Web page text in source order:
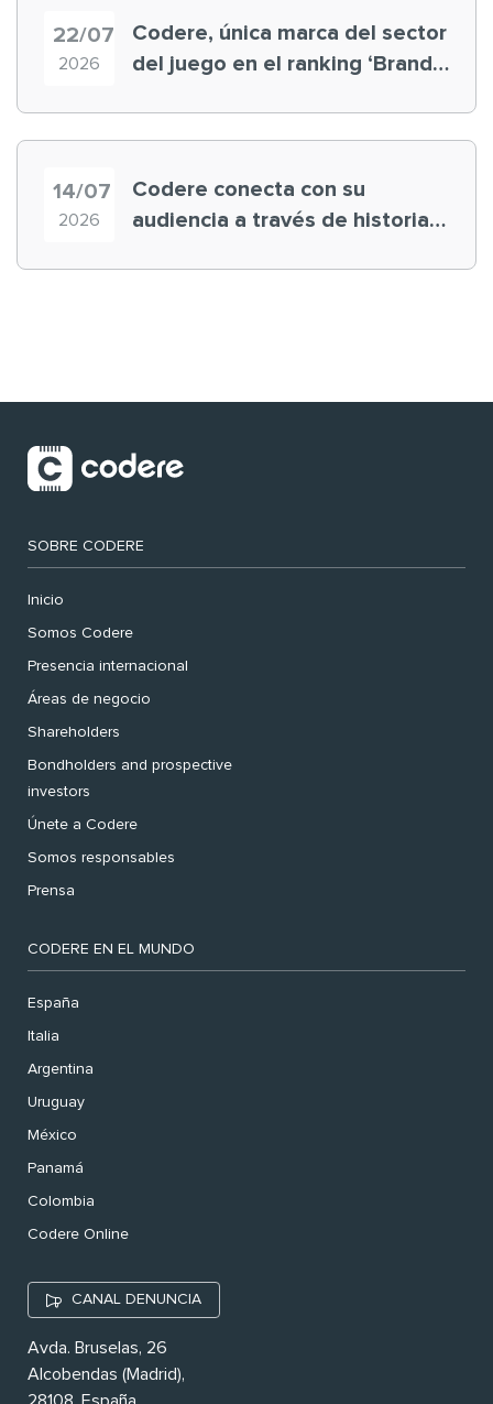
22/07
2026
Codere, única marca del sector
del juego en el ranking ‘Brand
14/07
2026
Codere conecta con su
audiencia a través de historias
SOBRE CODERE
Inicio
Somos Codere
Presencia internacional
Áreas de negocio
Shareholders
Bondholders and prospective
investors
Únete a Codere
Somos responsables
Prensa
CODERE EN EL MUNDO
España
Italia
Argentina
Uruguay
México
Panamá
Colombia
Codere Online
CANAL DENUNCIA
Avda. Bruselas, 26
Alcobendas (Madrid),
28108. España